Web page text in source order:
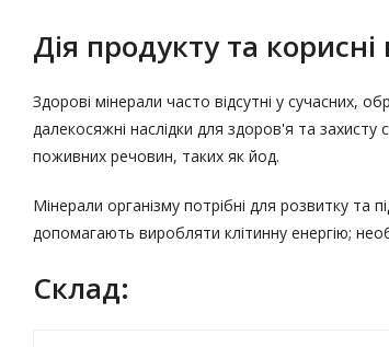
Дія продукту та корисні
Здорові мінерали часто відсутні у сучасних,
далекосяжні наслідки для здоров'я та
поживних речовин, таких як йод.
Мінерали організму потрібні для розвитку та
допомагають виробляти клітинну енергію;
Склад: